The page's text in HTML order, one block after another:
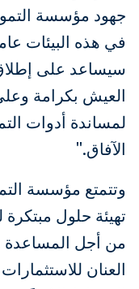
جهود مؤسسة
في هذه البيئات
سيساعد على
العيش بكرامة
لمساندة أدوات
الآفاق."
وتتمتع مؤسسة
تهيئة حلول مبتكرة
من أجل
العنان